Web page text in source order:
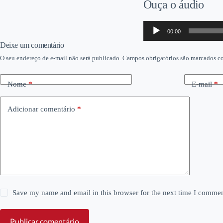
Ouça o áudio
Tocador
áudio
00:00
Deixe um comentário
O seu endereço de e-mail não será publicado. Campos obrigatórios são marcados
Nome* E-mail*
Adicionar comentário *
Save my name and email in this browser for the next time I
Publicar comentário